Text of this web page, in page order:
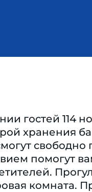
гостей 114
хранения
свободно
помогут
комната.